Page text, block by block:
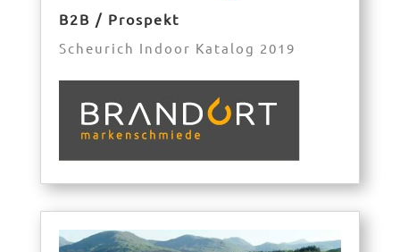
B2B / Prospekt
Scheurich Indoor Katalog 2019